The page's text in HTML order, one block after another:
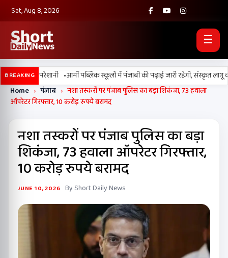
Sat, Aug 8, 2026
☰
BREAKING
बढ़ाएगी परेशानी •आर्मी पब्लिक स्कूलों में पंजाबी की पढ़ाई जारी रहेगी, संस्कृत लागू
Home › पंजाब › नशा तस्करों पर पंजाब पुलिस का बड़ा शिकंजा, 73 हवाला
ऑपरेटर गिरफ्तार, 10 करोड़ रुपये बरामद
नशा तस्करों पर पंजाब पुलिस का बड़ा
शिकंजा, 73 हवाला ऑपरेटर गिरफ्तार,
10 करोड़ रुपये बरामद
JUNE 10, 2026 By Short Daily News